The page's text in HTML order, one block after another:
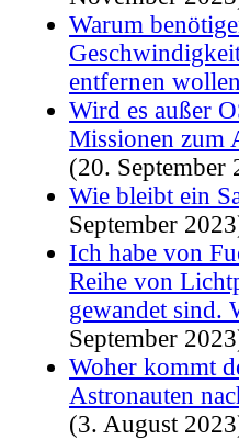
Warum
entfernen
Wird es außer
Missionen zum
(20. September
Wie bleibt ein
September
Ich habe von
Reihe von
gewandet sind.
September
Woher kommt
Astronauten
(3. August